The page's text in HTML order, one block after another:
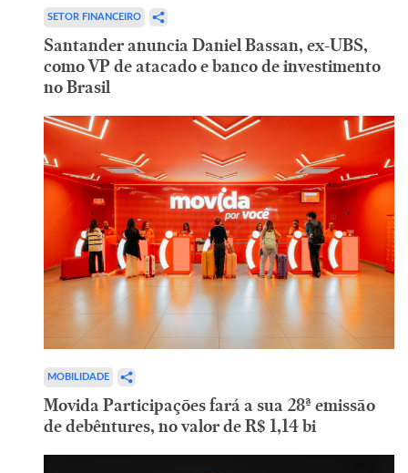
SETOR FINANCEIRO
Santander anuncia Daniel Bassan, ex-UBS,
como VP de atacado e banco de investimento
no Brasil
MOBILIDADE
Movida Participações fará a sua 28ª emissão
de debêntures, no valor de R$ 1,14 bi